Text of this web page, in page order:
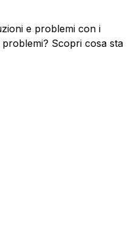
e problemi con i
Scopri cosa sta